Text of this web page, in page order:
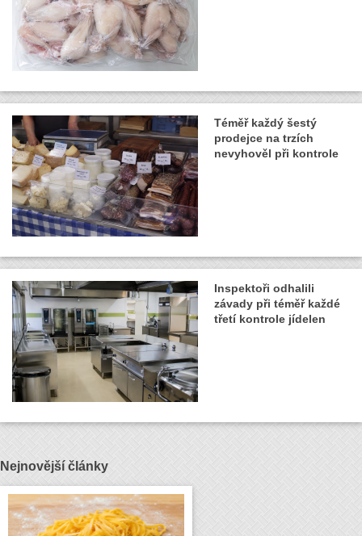
Téměř každý šestý
prodejce na trzích
nevyhověl při kontrole
Inspektoři odhalili
závady při téměř každé
třetí kontrole jídelen
Nejnovější články